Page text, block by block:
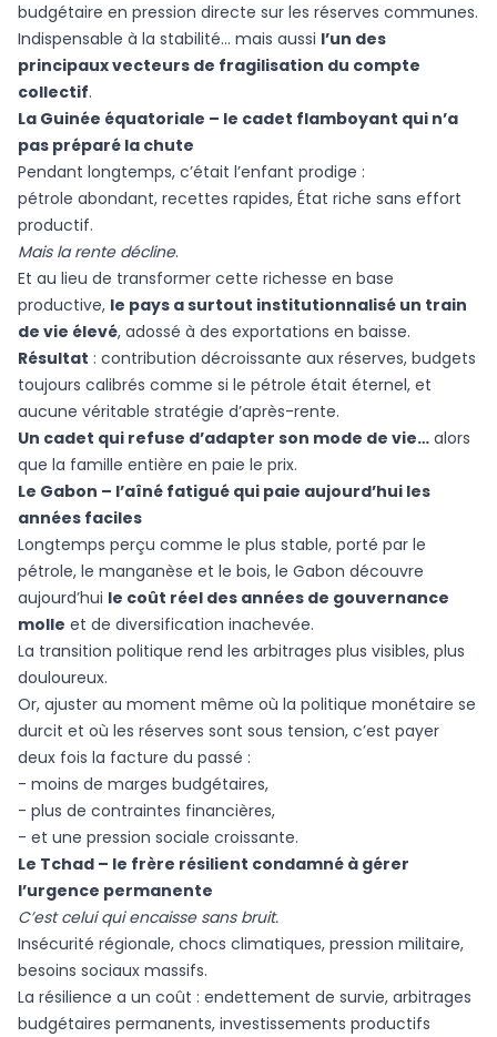
budgétaire en pression directe sur les réserves communes.
Indispensable à la stabilité… mais aussi l’un des
principaux vecteurs de fragilisation du compte
collectif.
La Guinée équatoriale – le cadet flamboyant qui n’a
pas préparé la chute
Pendant longtemps, c’était l’enfant prodige :
pétrole abondant, recettes rapides, État riche sans effort
productif.
Mais la rente décline.
Et au lieu de transformer cette richesse en base
productive, le pays a surtout institutionnalisé un train
de vie élevé, adossé à des exportations en baisse.
Résultat : contribution décroissante aux réserves, budgets
toujours calibrés comme si le pétrole était éternel, et
aucune véritable stratégie d’après-rente.
Un cadet qui refuse d’adapter son mode de vie… alors
que la famille entière en paie le prix.
Le Gabon – l’aîné fatigué qui paie aujourd’hui les
années faciles
Longtemps perçu comme le plus stable, porté par le
pétrole, le manganèse et le bois, le Gabon découvre
aujourd’hui le coût réel des années de gouvernance
molle et de diversification inachevée.
La transition politique rend les arbitrages plus visibles, plus
douloureux.
Or, ajuster au moment même où la politique monétaire se
durcit et où les réserves sont sous tension, c’est payer
deux fois la facture du passé :
- moins de marges budgétaires,
- plus de contraintes financières,
- et une pression sociale croissante.
Le Tchad – le frère résilient condamné à gérer
l’urgence permanente
C’est celui qui encaisse sans bruit.
Insécurité régionale, chocs climatiques, pression militaire,
besoins sociaux massifs.
La résilience a un coût : endettement de survie, arbitrages
budgétaires permanents, investissements productifs